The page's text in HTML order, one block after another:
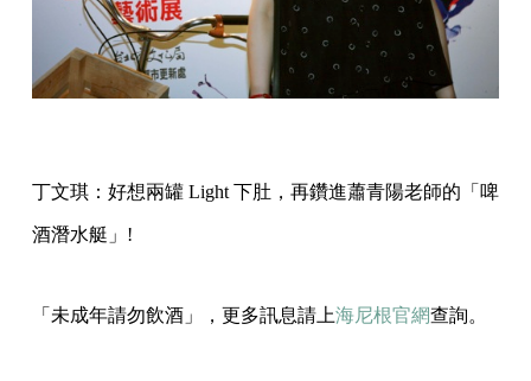
丁文琪：好想兩罐 Light 下肚，再鑽進蕭青陽老師的「啤
酒潛水艇」!
「未成年請勿飲酒」，更多訊息請上海尼根官網查詢。